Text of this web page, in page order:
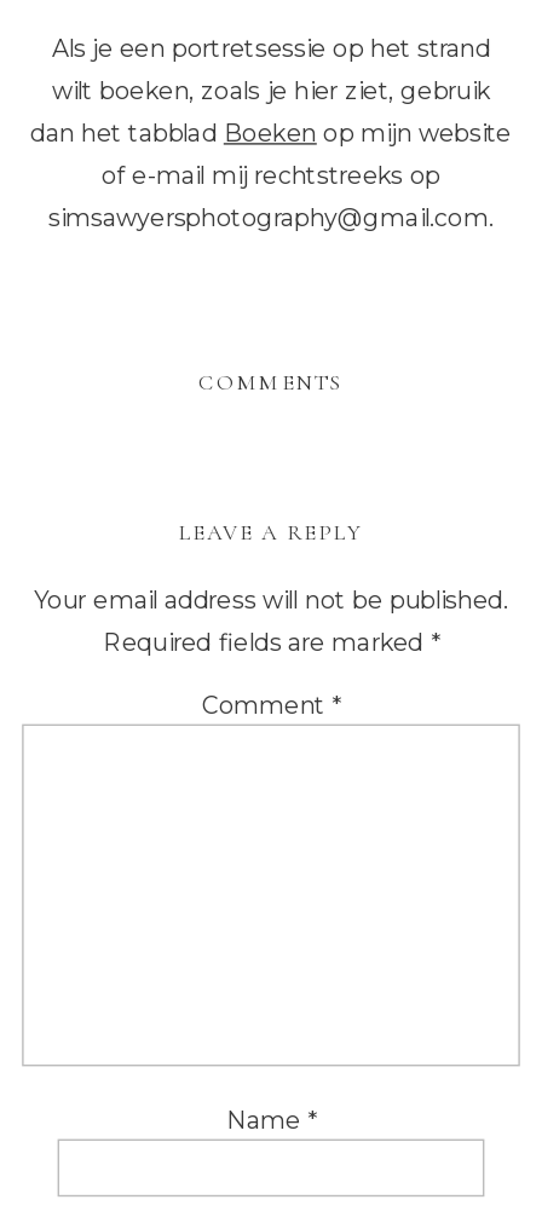
Als je een portretsessie op het strand
wilt boeken, zoals je hier ziet, gebruik
dan het tabblad Boeken op mijn website
of e-mail mij rechtstreeks op
simsawyersphotography@gmail.com.
COMMENTS
LEAVE A REPLY
Your email address will not be published.
Required fields are marked *
Comment *
Name *